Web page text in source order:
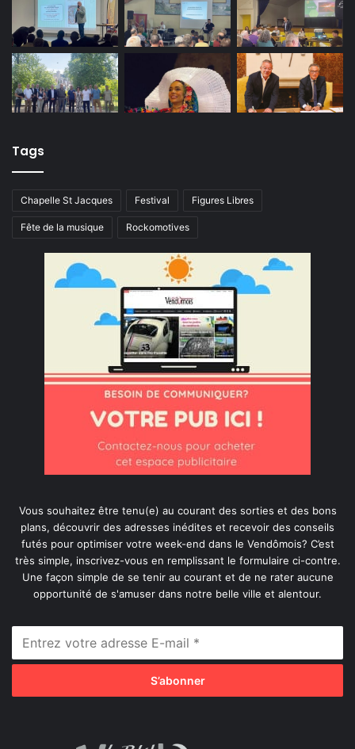
Tags
Chapelle St Jacques Festival Figures Libres
Fête de la musique Rockomotives
Vous souhaitez être tenu(e) au courant des sorties et des bons
plans, découvrir des adresses inédites et recevoir des conseils
futés pour optimiser votre week-end dans le Vendômois? C’est
très simple, inscrivez-vous en remplissant le formulaire ci-contre.
Une façon simple de se tenir au courant et de ne rater aucune
opportunité de s'amuser dans notre belle ville et alentour.